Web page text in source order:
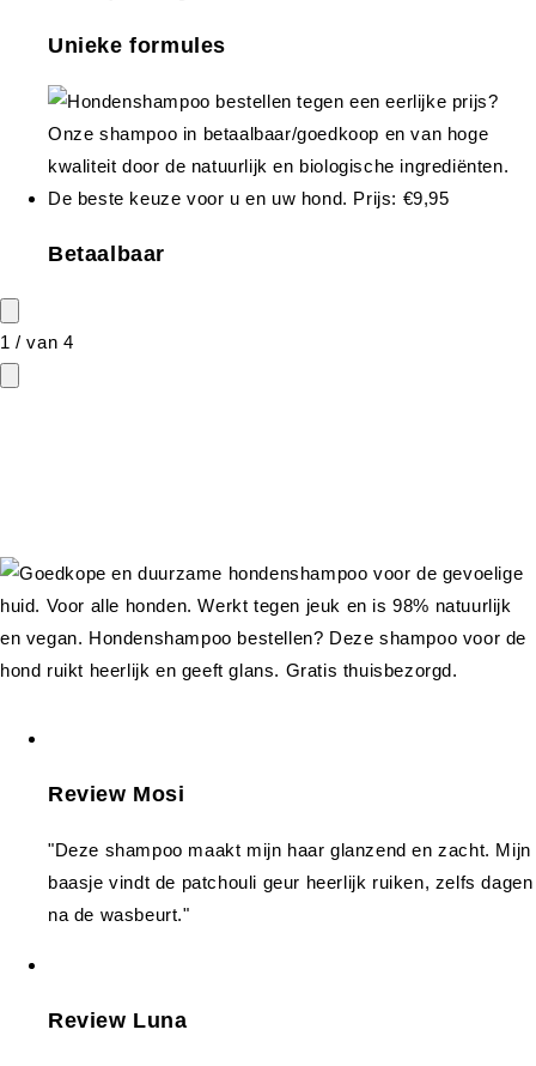
Unieke formules
Betaalbaar
1 /van 4
Review Mosi
"Deze shampoo maakt mijn haar glanzend en zacht. Mijn
baasje vindt de patchouli geur heerlijk ruiken, zelfs dagen
na de wasbeurt."
Review Luna